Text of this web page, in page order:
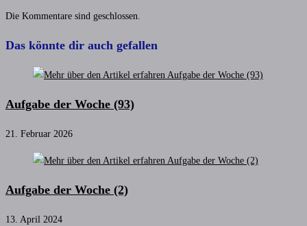
Die Kommentare sind geschlossen.
Das könnte dir auch gefallen
Aufgabe der Woche (93)
21. Februar 2026
Aufgabe der Woche (2)
13. April 2024